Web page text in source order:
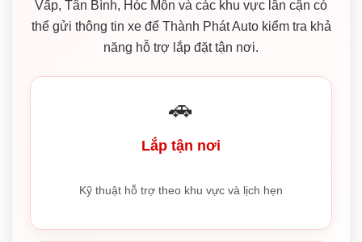
Vấp, Tân Bình, Hóc Môn và các khu vực lân cận có
thể gửi thông tin xe để Thành Phát Auto kiểm tra khả
năng hỗ trợ lắp đặt tận nơi.
🚗
Lắp tận nơi
Kỹ thuật hỗ trợ theo khu vực và lịch hẹn